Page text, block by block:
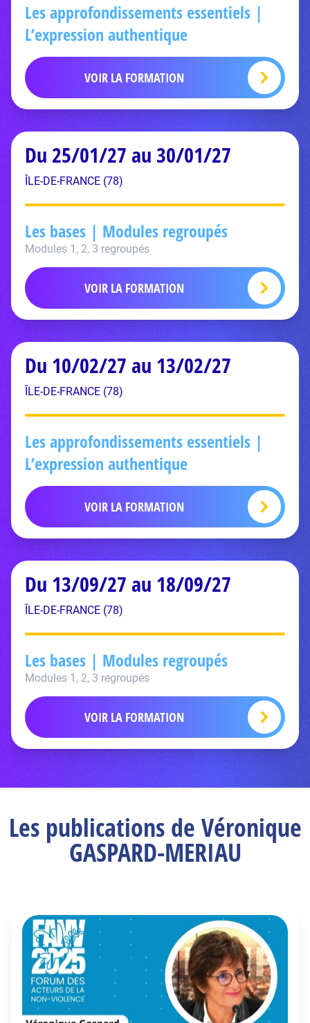
Les approfondissements essentiels |
L’expression authentique
VOIR LA FORMATION
Du 25/01/27 au 30/01/27
ÎLE-DE-FRANCE (78)
Les bases | Modules regroupés
Modules 1, 2, 3 regroupés
VOIR LA FORMATION
Du 10/02/27 au 13/02/27
ÎLE-DE-FRANCE (78)
Les approfondissements essentiels |
L’expression authentique
VOIR LA FORMATION
Du 13/09/27 au 18/09/27
ÎLE-DE-FRANCE (78)
Les bases | Modules regroupés
Modules 1, 2, 3 regroupés
VOIR LA FORMATION
Les publications de Véronique
GASPARD-MERIAU